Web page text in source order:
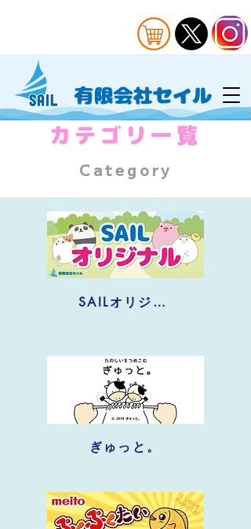
​カテゴリ一覧
Category
SAILオリジナル
ぎゅっと。